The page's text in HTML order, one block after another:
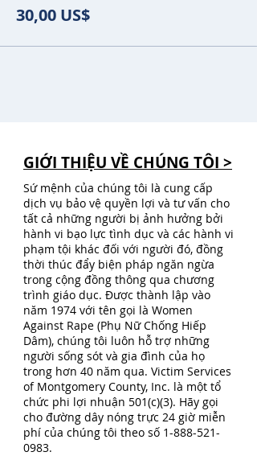
30,00 US$
GIỚI THIỆU VỀ CHÚNG TÔI >
Sứ mệnh của chúng tôi là cung cấp
dịch vụ bảo vệ quyền lợi và tư vấn cho
tất cả những người bị ảnh hưởng bởi
hành vi bạo lực tình dục và các hành vi
phạm tội khác đối với người đó, đồng
thời thúc đẩy biện pháp ngăn ngừa
trong cộng đồng thông qua chương
trình giáo dục. Được thành lập vào
năm 1974 với tên gọi là Women
Against Rape (Phụ Nữ Chống Hiếp
Dâm), chúng tôi luôn hỗ trợ những
người sống sót và gia đình của họ
trong hơn 40 năm qua. Victim Services
of Montgomery County, Inc. là một tổ
chức phi lợi nhuận 501(c)(3). Hãy gọi
cho đường dây nóng trực 24 giờ miễn
phí của chúng tôi theo số 1-888-521-
0983.